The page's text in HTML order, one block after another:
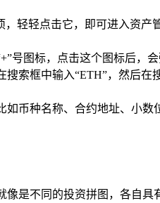
，轻轻点击它，即可进入资
号图标，点击这个图标后
索框中输入“ETH”，然后
币种名称、合约地址、小
像是不同的投资拼图，各自